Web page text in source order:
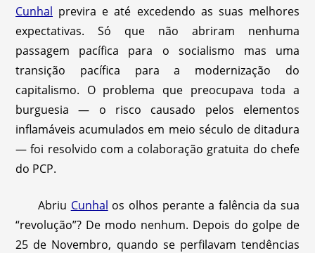
Cunhal previra e até excedendo as suas melhores
expectativas. Só que não abriram nenhuma
passagem pacífica para o socialismo mas uma
transição pacífica para a modernização do
capitalismo. O problema que preocupava toda a
burguesia — o risco causado pelos elementos
inflamáveis acumulados em meio século de ditadura
— foi resolvido com a colaboração gratuita do chefe
do PCP.
Abriu Cunhal os olhos perante a falência da sua
“revolução”? De modo nenhum. Depois do golpe de
25 de Novembro, quando se perfilavam tendências